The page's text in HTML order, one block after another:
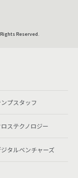
Rights Reserved.
プスタッフ
ステクノロジー
タルベンチャーズ